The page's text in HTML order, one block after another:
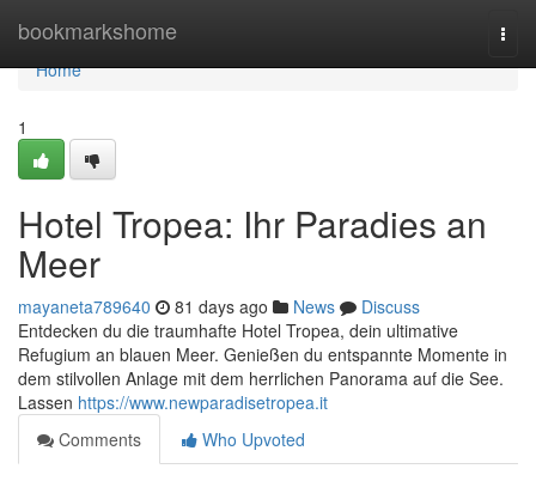
bookmarkshome
Home
Home
1
Hotel Tropea: Ihr Paradies an
Meer
mayaneta789640 81 days ago News
Discuss
Entdecken du die traumhafte Hotel Tropea, dein ultimative
Refugium an blauen Meer. Genießen du entspannte Momente in
dem stilvollen Anlage mit dem herrlichen Panorama auf die See.
Lassen https://www.newparadisetropea.it
Comments
Who Upvoted